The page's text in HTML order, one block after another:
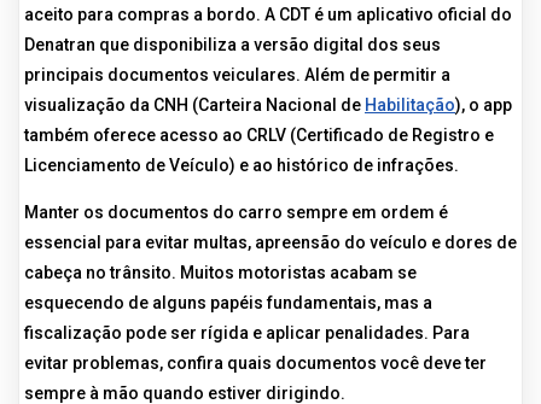
aceito para compras a bordo. A CDT é um aplicativo oficial do
Denatran que disponibiliza a versão digital dos seus
principais documentos veiculares. Além de permitir a
visualização da CNH (Carteira Nacional de Habilitação), o app
também oferece acesso ao CRLV (Certificado de Registro e
Licenciamento de Veículo) e ao histórico de infrações.
Manter os documentos do carro sempre em ordem é
essencial para evitar multas, apreensão do veículo e dores de
cabeça no trânsito. Muitos motoristas acabam se
esquecendo de alguns papéis fundamentais, mas a
fiscalização pode ser rígida e aplicar penalidades. Para
evitar problemas, confira quais documentos você deve ter
sempre à mão quando estiver dirigindo.